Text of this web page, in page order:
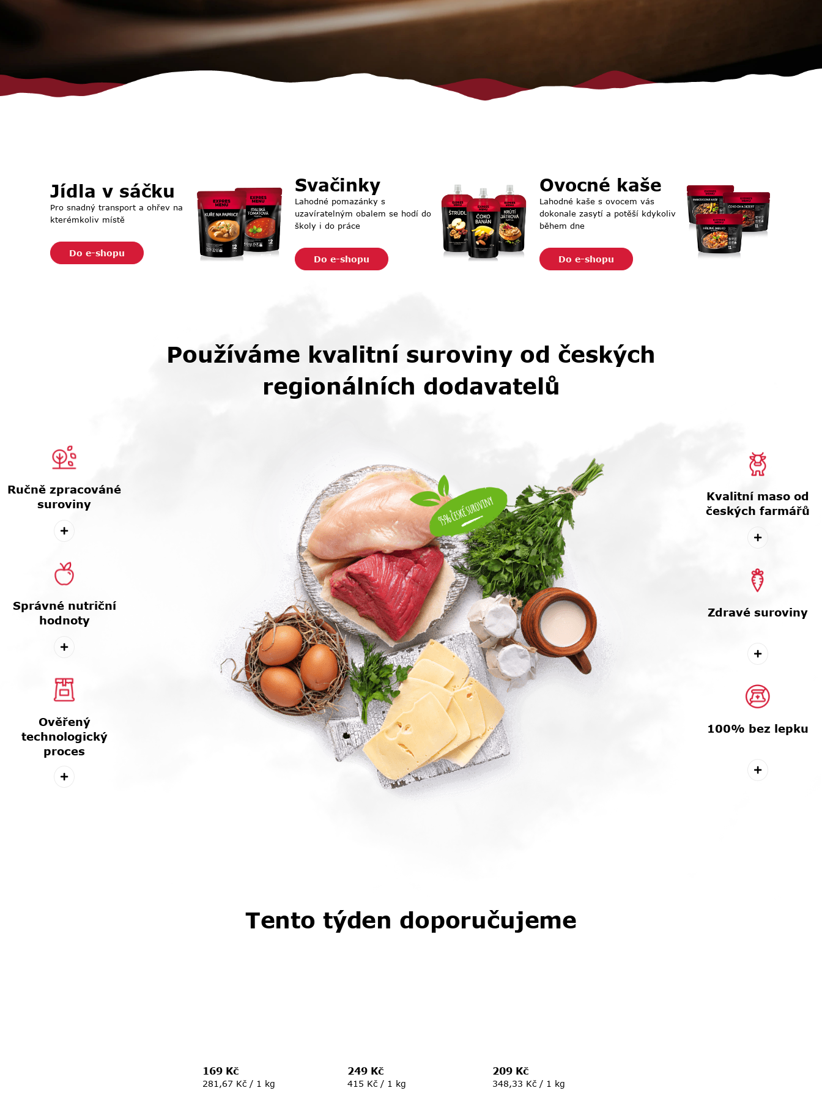
Jídla v sáčku
Pro snadný transport a ohřev na
kterémkoliv místě
Do e-shopu
Svačinky
Lahodné pomazánky s
uzavíratelným obalem se hodí do
školy i do práce
Do e-shopu
Ovocné kaše
Lahodné kaše s ovocem vás
dokonale zasytí a potěší kdykoliv
během dne
Do e-shopu
Používáme kvalitní suroviny od českých
regionálních dodavatelů
Ručně zpracováné
suroviny
Správné nutriční
hodnoty
Ověřený
technologický
proces
Kvalitní maso od
českých farmářů
Zdravé suroviny
100% bez lepku
Tento týden doporučujeme
169 Kč
Měrná
cena:
281,67 Kč / 1 kg
249 Kč
Měrná
415 Kč / 1 kg
209 Kč
Měrná
cena:
348,33 Kč / 1 kg